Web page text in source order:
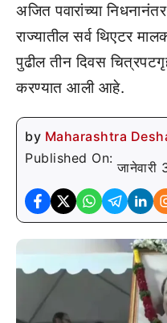
अजित पवारांच्या निधनानंतर
राज्यातील सर्व थिएटर
पुढील तीन दिवस
करण्यात आली आहे.
by Maharashtra
Published On: